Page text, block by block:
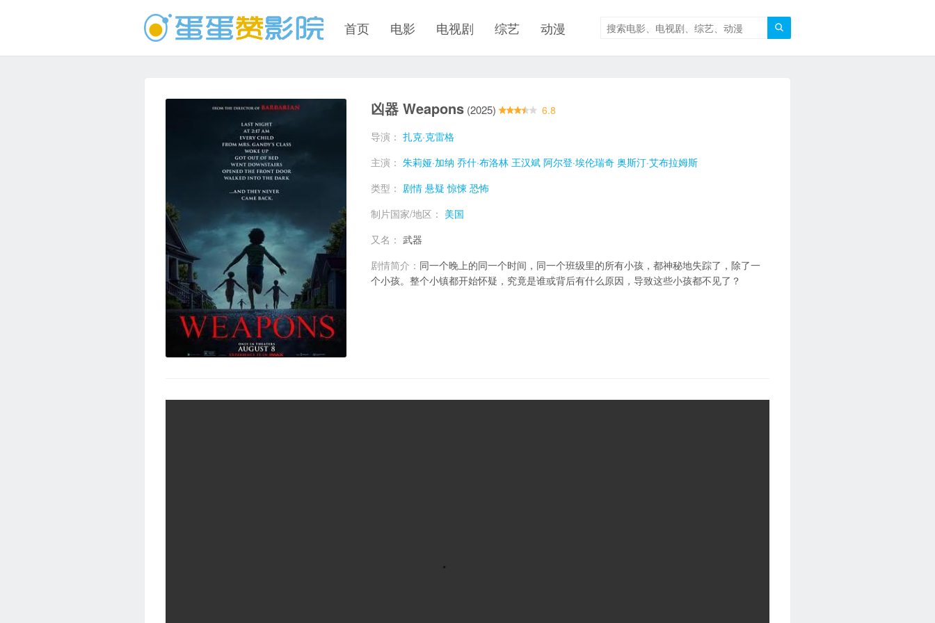

首页 电影 电视剧 综艺 动漫
凶器 Weapons (2025)
6.8
导演： 扎克·克雷格
主演： 朱莉娅·加纳 乔什·布洛林 王汉斌 阿尔登·埃伦瑞奇 奥斯汀·艾布拉姆斯
类型： 剧情 悬疑 惊悚 恐怖
制片国家/地区： 美国
又名： 武器
剧情简介： 同一个晚上的同一个时间，同一个班级里的所有小孩，都神秘地失踪了，除了一
个小孩。整个小镇都开始怀疑，究竟是谁或背后有什么原因，导致这些小孩都不见了？